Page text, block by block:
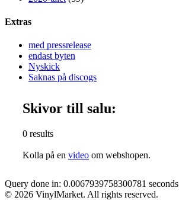
Extras
med pressrelease
endast byten
Nyskick
Saknas på discogs
Skivor till salu:
0 results
Kolla på en video om webshopen.
Query done in: 0.0067939758300781 seconds
© 2026 VinylMarket. All rights reserved.